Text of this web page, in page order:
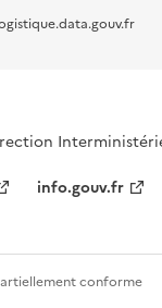
info.gouv.fr
conforme